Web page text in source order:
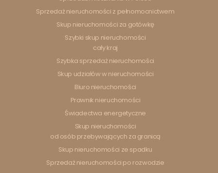
Sprzedaż nieruchomości z pełnomocnictwem
Skup nieruchomości za gotówkę
Szybki skup nieruchomości
cały kraj
Szybka sprzedaż nieruchomości
Skup udziałów w nieruchomości
Biuro nieruchomości
Prawnik nieruchomości
Świadectwa energetyczne
Skup nieruchomości
od osób przebywających za granicą
Skup nieruchomości ze spadku
Sprzedaż nieruchomości po rozwodzie